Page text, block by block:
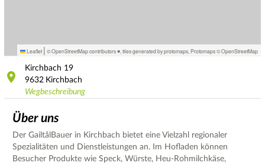
Leaflet | © OpenStreetMap contributors ♥, tiles generated by protomaps Protomaps©OpenStreetMap
Kirchbach 19
9632 Kirchbach
Wegbeschreibung
Über uns
Der GailtålBauer in Kirchbach bietet eine Vielzahl regionaler
Spezialitäten und Dienstleistungen an. Im Hofladen können
Besucher Produkte wie Speck, Würste, Heu-Rohmilchkäse,